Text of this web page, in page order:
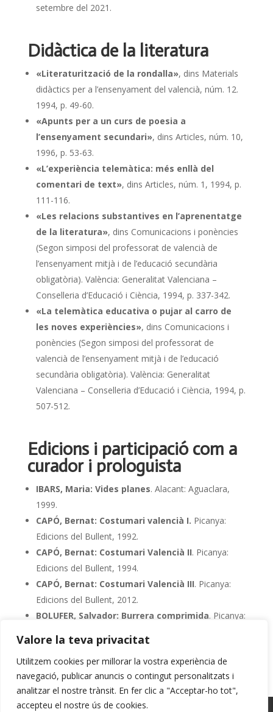
Valore la teva privacitat
Utilitzem cookies per millorar la vostra experiència de
navegació, publicar anuncis o contingut personalitzats i
analitzar el nostre trànsit. En fer clic a "Acceptar-ho tot",
accepteu el nostre ús de cookies.
setembre del 2021.
Didàctica de la literatura
«Literaturització de la rondalla», dins Materials
didàctics per a l’ensenyament del valencià, núm. 12.
1994, p. 49-60.
«Apunts per a un curs de poesia a
l’ensenyament secundari», dins Articles, núm. 10,
1996, p. 53-63.
«L’experiència telemàtica: més enllà del
comentari de text», dins Articles, núm. 1, 1994, p.
111-116.
«Les relacions substantives en l’aprenentatge
de la literatura», dins Comunicacions i ponències
(Segon simposi del professorat de valencià de
l’ensenyament mitjà i de l’educació secundària
obligatòria). València: Generalitat Valenciana –
Conselleria d’Educació i Ciència, 1994, p. 337-342.
«La telemàtica educativa o pujar al carro de
les noves experiències», dins Comunicacions i
ponències (Segon simposi del professorat de
valencià de l’ensenyament mitjà i de l’educació
secundària obligatòria). València: Generalitat
Valenciana – Conselleria d’Educació i Ciència, 1994, p.
507-512.
Edicions i participació com a
curador i prologuista
IBARS, Maria: Vides planes. Alacant: Aguaclara,
1999.
CAPÓ, Bernat: Costumari valencià I. Picanya:
Edicions del Bullent, 1992.
CAPÓ, Bernat: Costumari Valencià II. Picanya:
Edicions del Bullent, 1994.
CAPÓ, Bernat: Costumari Valencià III. Picanya:
Edicions del Bullent, 2012.
BOLUFER, Salvador: Burrera comprimida. Picanya: